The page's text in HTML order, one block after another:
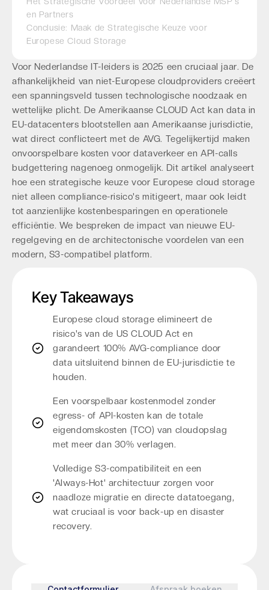
en Partners
Conclusie: Maak de Strategische Keuze voor
Europese Cloud Storage
Voor Nederlandse IT-leiders is 2025 een cruciaal jaar. De
afhankelijkheid van niet-Europese cloudproviders creëert
een spanningsveld tussen technologische noodzaak en
wettelijke plicht. De Amerikaanse CLOUD Act kan data in
EU-datacenters blootstellen aan Amerikaanse jurisdictie,
wat direct conflicteert met de AVG. Tegelijkertijd maken
onvoorspelbare kosten voor dataverkeer en API-calls
budgettering nagenoeg onmogelijk. Dit artikel analyseert
hoe een strategische keuze voor Europese cloud storage
niet alleen compliance-risico's mitigeert, maar ook leidt
tot aanzienlijke kostenbesparingen en operationele
efficiëntie. We bespreken de impact van nieuwe EU-
regelgeving en de architectonische voordelen van een
modern, S3-compatibel platform.
Key Takeaways
Europese cloud storage elimineert de
risico's van de US CLOUD Act en
garandeert 100% AVG-compliance door
data uitsluitend binnen de EU-jurisdictie te
houden.
Een voorspelbaar kostenmodel zonder
egress- of API-kosten kan de totale
eigendomskosten (TCO) van cloudopslag
met meer dan 30% verlagen.
Volledige S3-compatibiliteit en een
'Always-Hot' architectuur zorgen voor
naadloze migratie en directe datatoegang,
wat cruciaal is voor back-up en disaster
recovery.